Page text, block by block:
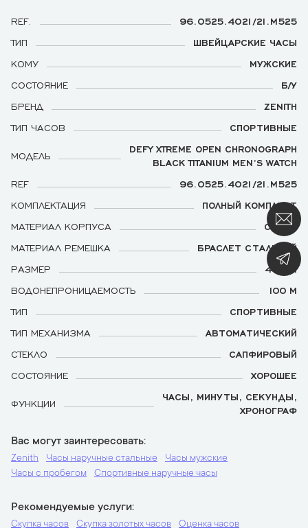
REF.
96.0525.4021/21.M525
ТИП
ШВЕЙЦАРСКИЕ ЧАСЫ
КОМУ
МУЖСКИЕ
СОСТОЯНИЕ
Б/У
БРЕНД
ZENITH
ТИП ЧАСОВ
СПОРТИВНЫЕ
МОДЕЛЬ
DEFY XTREME OPEN CHRONOGRAPH
BLACK TITANIUM MEN’S WATCH
REF
96.0525.4021/21.M525
КОМПЛЕКТАЦИЯ
ПОЛНЫЙ КОМПЛЕКТ
МАТЕРИАЛ КОРПУСА
СТАЛЬ
МАТЕРИАЛ РЕМЕШКА
БРАСЛЕТ СТАЛЬНОЙ
РАЗМЕР
46 ММ
ВОДОНЕПРОНИЦАЕМОСТЬ
100 М
ТИП
СПОРТИВНЫЕ
ТИП МЕХАНИЗМА
АВТОМАТИЧЕСКИЙ
СТЕКЛО
САПФИРОВЫЙ
СОСТОЯНИЕ
ХОРОШЕЕ
ФУНКЦИИ
ЧАСЫ, МИНУТЫ, СЕКУНДЫ,
ХРОНОГРАФ
Вас могут заинтересовать
Zenith Часы наручные стальные
Часы мужские
Часы с пробегом
Спортивные наручные часы
Рекомендуемые услуги
Скупка часов Скупка золотых часов
Оценка часов